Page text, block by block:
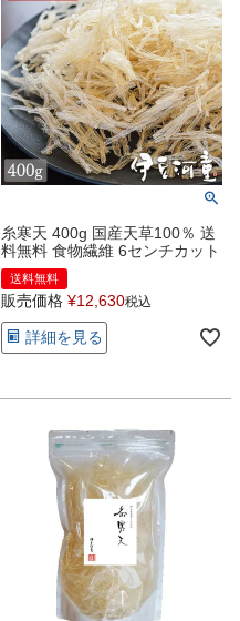
糸寒天 400g 国産天草100％ 送
料無料 食物繊維 6センチカット
送料無料
販売価格 ¥12,630税込
詳細を見る